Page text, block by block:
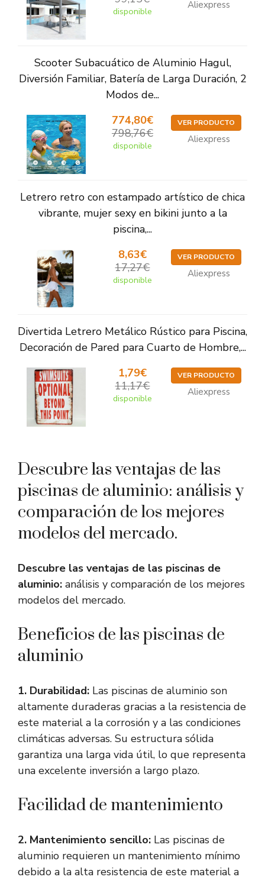
disponible
Aliexpress
Scooter Subacuático de Aluminio Hagul,
Diversión Familiar, Batería de Larga Duración, 2
Modos de...
774,80€
798,76€
disponible
VER PRODUCTO
Aliexpress
Letrero retro con estampado artístico de chica
vibrante, mujer sexy en bikini junto a la
piscina,...
8,63€
17,27€
disponible
VER PRODUCTO
Aliexpress
Divertida Letrero Metálico Rústico para Piscina,
Decoración de Pared para Cuarto de Hombre,...
1,79€
11,17€
disponible
VER PRODUCTO
Aliexpress
Descubre las ventajas de las
piscinas de aluminio: análisis y
comparación de los mejores
modelos del mercado.
Descubre las ventajas de las piscinas de
aluminio: análisis y comparación de los mejores
modelos del mercado.
Beneficios de las piscinas de
aluminio
1. Durabilidad: Las piscinas de aluminio son
altamente duraderas gracias a la resistencia de
este material a la corrosión y a las condiciones
climáticas adversas. Su estructura sólida
garantiza una larga vida útil, lo que representa
una excelente inversión a largo plazo.
Facilidad de mantenimiento
2. Mantenimiento sencillo: Las piscinas de
aluminio requieren un mantenimiento mínimo
debido a la alta resistencia de este material a